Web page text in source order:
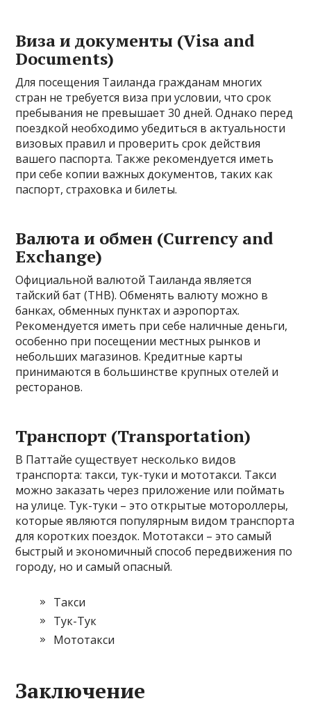
Виза и документы (Visa and
Documents)
Для посещения Таиланда гражданам многих
стран не требуется виза при условии, что срок
пребывания не превышает 30 дней. Однако перед
поездкой необходимо убедиться в актуальности
визовых правил и проверить срок действия
вашего паспорта. Также рекомендуется иметь
при себе копии важных документов, таких как
паспорт, страховка и билеты.
Валюта и обмен (Currency and
Exchange)
Официальной валютой Таиланда является
тайский бат (THB). Обменять валюту можно в
банках, обменных пунктах и аэропортах.
Рекомендуется иметь при себе наличные деньги,
особенно при посещении местных рынков и
небольших магазинов. Кредитные карты
принимаются в большинстве крупных отелей и
ресторанов.
Транспорт (Transportation)
В Паттайе существует несколько видов
транспорта: такси, тук-туки и мототакси. Такси
можно заказать через приложение или поймать
на улице. Тук-туки – это открытые мотороллеры,
которые являются популярным видом транспорта
для коротких поездок. Мототакси – это самый
быстрый и экономичный способ передвижения по
городу, но и самый опасный.
Такси
Тук-Тук
Мототакси
Заключение